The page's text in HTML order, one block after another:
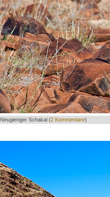
Neugieriger Schakal (2 Kommentare)